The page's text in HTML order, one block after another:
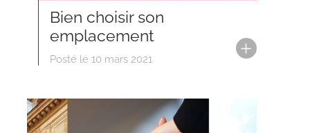
Bien choisir son
emplacement
Posté le 10 mars 2021